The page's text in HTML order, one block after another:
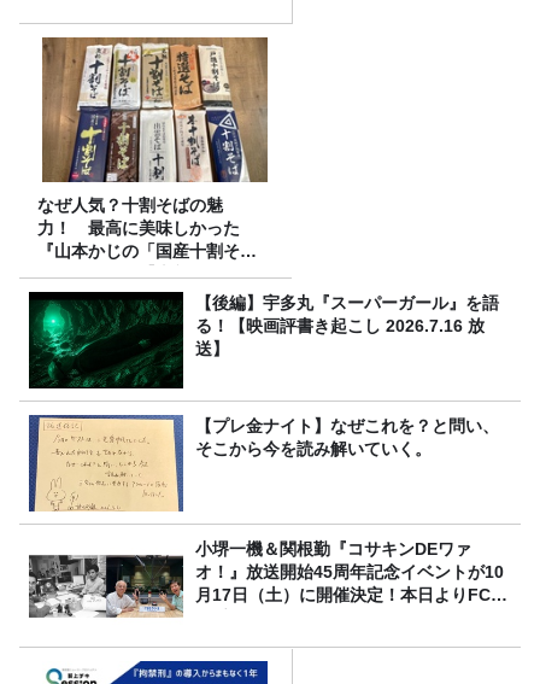
なぜ人気？十割そばの魅
力！ 最高に美味しかった
『山本かじの「国産十割そ
ば」』とは？【十割そば10種
食べ比べ】
【後編】宇多丸『スーパーガール』を語
る！【映画評書き起こし 2026.7.16 放
送】
【プレ金ナイト】なぜこれを？と問い、
そこから今を読み解いていく。
小堺一機＆関根勤『コサキンDEワァ
オ！』放送開始45周年記念イベントが10
月17日（土）に開催決定！本日よりFC先